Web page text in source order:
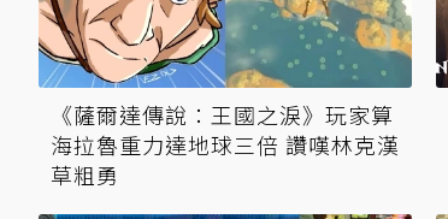
《薩爾達傳說：王國之淚》玩家算
海拉魯重力達地球三倍 讚嘆林克漢
草粗勇